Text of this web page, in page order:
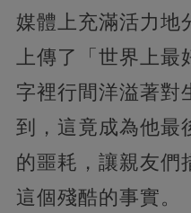
媒體上充滿活力地
上傳了「世界上最
字裡行間洋溢著對
到，這竟成為他最
的噩耗，讓親友們
這個殘酷的事實。